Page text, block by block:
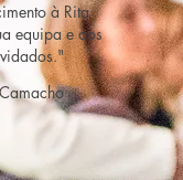
à Rita
equipa e aos